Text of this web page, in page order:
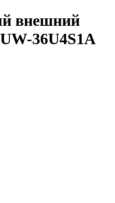
внешний
36U4S1A